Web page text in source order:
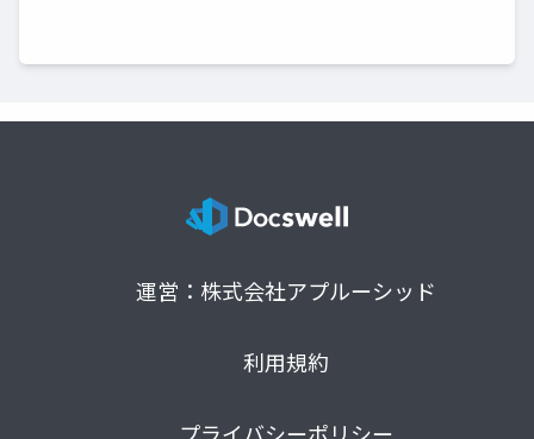
運営：株式会社アプルーシッド
利用規約